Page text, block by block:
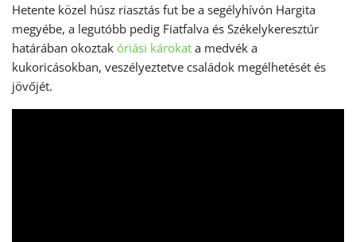
Hetente közel húsz riasztás fut be a segélyhívón Hargita
megyébe, a legutóbb pedig Fiatfalva és Székelykeresztúr
határában okoztak óriási károkat a medvék a
kukoricásokban, veszélyeztetve családok megélhetését és
jövőjét.